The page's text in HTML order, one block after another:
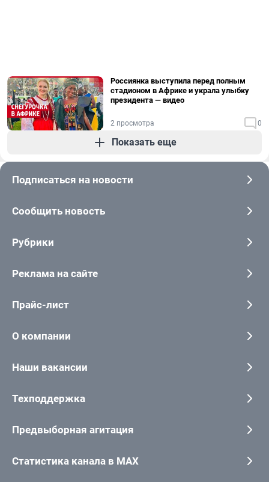
Россиянка выступила перед полным
стадионом в Африке и украла улыбку
президента — видео
2 просмотра 0
Показать еще
Подписаться на новости
Сообщить новость
Рубрики
Реклама на сайте
Прайс-лист
О компании
Наши вакансии
Техподдержка
Предвыборная агитация
Статистика канала в MAX